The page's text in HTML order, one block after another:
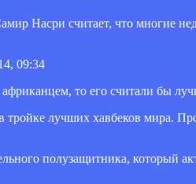
Насри считает, что многие
09:34
то его считали бы
лучших хавбеков мира.
полузащитника, который